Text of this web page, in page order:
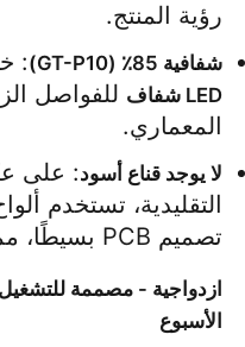
اطلب عرض أسعار
شاشة عرض فيديو LED
شاشة عرض LED
شاشة LED للحفل
رؤية المنتج.
شفافية 85٪ (GT-P10) :
LED شفاف
المعماري.
لا يوجد قناع أسود: على
تصميم PCB بسيطًا، مما يزيد من الرؤية.
ازدواجية - مصممة
الأسبوع